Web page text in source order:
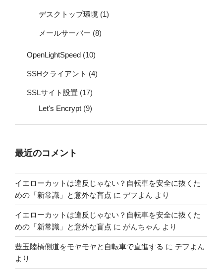
デスクトップ環境 (1)
メールサーバー (8)
OpenLightSpeed (10)
SSHクライアント (4)
SSLサイト設置 (17)
Let's Encrypt (9)
最近のコメント
イエローカットは違反じゃない？自転車を安全に抜くた
めの「新常識」と意外な盲点 に デフよん より
イエローカットは違反じゃない？自転車を安全に抜くた
めの「新常識」と意外な盲点 に がんちゃん より
豊玉陸橋側道をモヤモヤと自転車で直進する に デフよん
より